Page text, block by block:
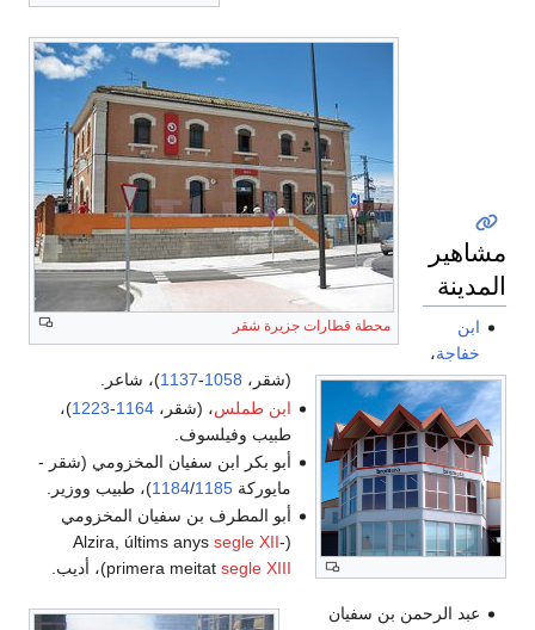
-
1137)، شاعر.
، (شقر،1164
-
1223 )،
ابن سفيان المخزومي (شقر -
1184/1185
)، طبيب ووزير.
بن سفيان المخزومي